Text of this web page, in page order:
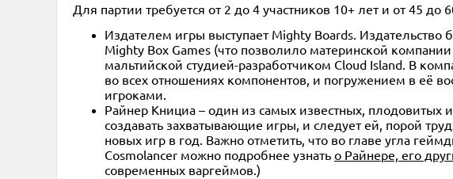
Для партии требуется от 2 до 4 участников 10+ лет и от 45 до
Издателем игры выступает Mighty Boards. Издательство
Mighty Box Games (что позволило материнской
мальтийской студией-разработчиком Cloud Island. В
во всех отношениях компонентов, и погружением в её
игроками.
Райнер Книциа – один из самых известных, плодовитых
создавать захватывающие игры, и следует ей, порой
новых игр в год. Важно отметить, что во главе угла
Cosmolancer можно подробнее узнать о Райнере, его
современных варгеймов.)